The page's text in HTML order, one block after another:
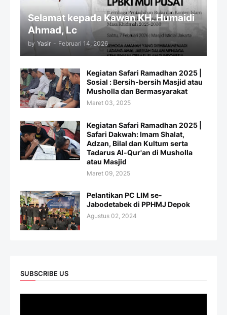
Selamat kepada Kawan KH. Humaidi
Ahmad, Lc
by Yasir - Februari 14, 2026
Kegiatan Safari Ramadhan 2025 |
Sosial : Bersih-bersih Masjid atau
Musholla dan Bermasyarakat
Maret 03, 2025
Kegiatan Safari Ramadhan 2025 |
Safari Dakwah: Imam Shalat,
Adzan, Bilal dan Kultum serta
Tadarus Al-Qur'an di Musholla
atau Masjid
Maret 09, 2025
Pelantikan PC LIM se-
Jabodetabek di PPHMJ Depok
Agustus 02, 2024
SUBSCRIBE US